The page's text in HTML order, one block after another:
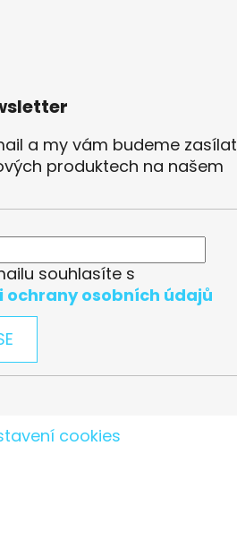
a my vám budeme zasílat
produktech na našem
souhlasíte s
osobních údajů
cookies